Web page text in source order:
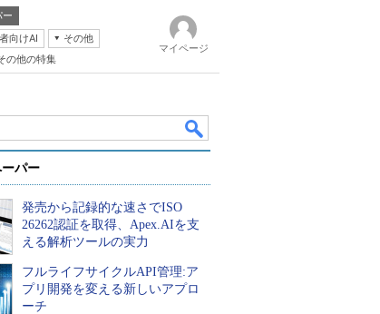
ー
向けAI
その他
の他の特集
マイページ
パー
発売から記録的な速さでISO
26262認証を取得、Apex.AIを支
える解析ツールの実力
フルライフサイクルAPI管理:ア
プリ開発を変える新しいアプロ
ーチ